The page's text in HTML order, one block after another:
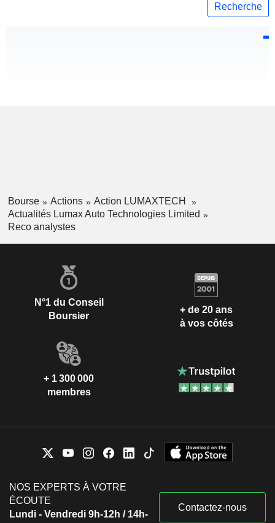
Recherche
Bourse Actions
Action LUMAXTECH
Actualités Lumax Auto Technologies Limited
Reco analystes
N°1 du Conseil
Boursier
+ de 20 ans
à vos côtés
+ 1 300 000
membres
NOS EXPERTS À VOTRE
ÉCOUTE
Lundi - Vendredi 9h-12h / 14h-
Contactez-nous